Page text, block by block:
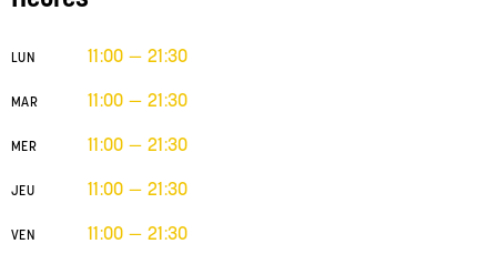
LUN 11:00 — 21:30
MAR 11:00 — 21:30
MER 11:00 — 21:30
JEU 11:00 — 21:30
VEN 11:00 — 21:30